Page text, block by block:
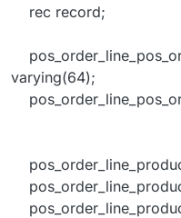
rec record;
varying(64);